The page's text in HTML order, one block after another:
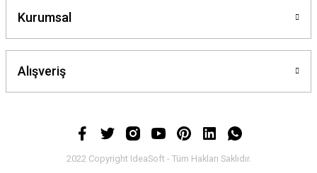
Bu ürüne benzer farklı alternatifler olmalı.
Kurumsal
Alışveriş
2022 Copyright IdeaSoft - Tüm Hakları Saklıdır.